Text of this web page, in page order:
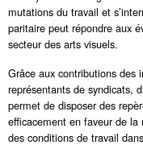
mutations du travail et
paritaire peut répondre aux
secteur des arts visuels.
Grâce aux contributions des
représentants de syndicats,
permet de disposer des
efficacement en faveur de la
des conditions de travail